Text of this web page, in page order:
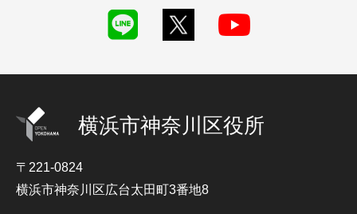
横浜市神奈川区役所
〒221-0824
横浜市神奈川区広台太田町3番地8